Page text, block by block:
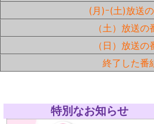
(月)ｰ(土)放送
（土）放送の
（日）放送の
終了した番
特別なお知らせ